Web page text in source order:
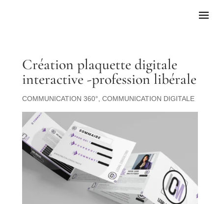
Création plaquette digitale
interactive -profession libérale
COMMUNICATION 360° COMMUNICATION DIGITALE